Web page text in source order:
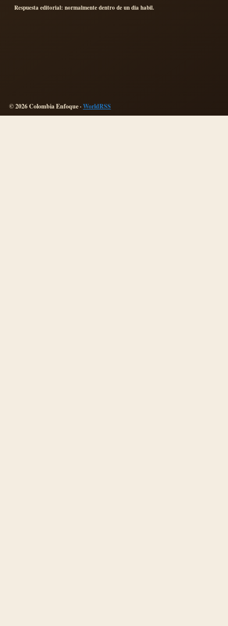
Respuesta editorial: normalmente dentro de un dia habil.
© 2026 Colombia Enfoque ·WorldRSS